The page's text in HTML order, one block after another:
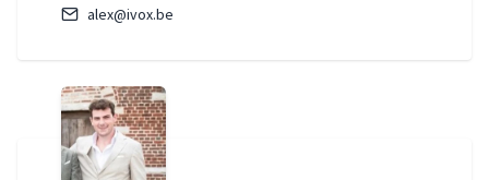
alex@ivox.be